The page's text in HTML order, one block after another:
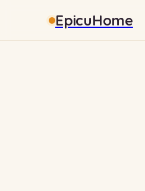
EpicuHome